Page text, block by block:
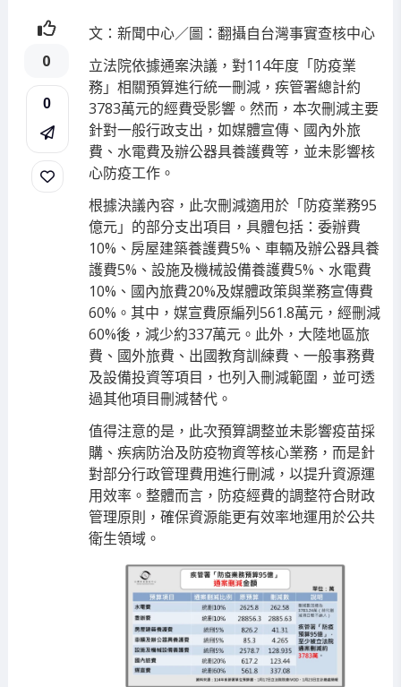
0
0
文：新聞中心／圖：翻攝自台灣事實查核中心
立法院依據通案決議，對114年度「防疫業
務」相關預算進行統一刪減，疾管署總計約
3783萬元的經費受影響。然而，本次刪減主要
針對一般行政支出，如媒體宣傳、國內外旅
費、水電費及辦公器具養護費等，並未影響核
心防疫工作。
根據決議內容，此次刪減適用於「防疫業務95
億元」的部分支出項目，具體包括：委辦費
10%、房屋建築養護費5%、車輛及辦公器具養
護費5%、設施及機械設備養護費5%、水電費
10%、國內旅費20%及媒體政策與業務宣傳費
60%。其中，媒宣費原編列561.8萬元，經刪減
60%後，減少約337萬元。此外，大陸地區旅
費、國外旅費、出國教育訓練費、一般事務費
及設備投資等項目，也列入刪減範圍，並可透
過其他項目刪減替代。
值得注意的是，此次預算調整並未影響疫苗採
購、疾病防治及防疫物資等核心業務，而是針
對部分行政管理費用進行刪減，以提升資源運
用效率。整體而言，防疫經費的調整符合財政
管理原則，確保資源能更有效率地運用於公共
衛生領域。